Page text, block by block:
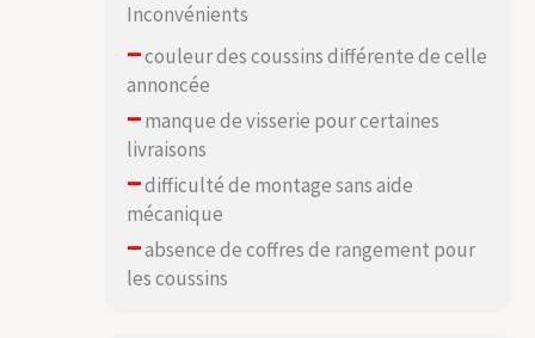
Inconvénients
–couleur des coussins différente de celle
annoncée
–manque de visserie pour certaines
livraisons
–difficulté de montage sans aide
mécanique
–absence de coffres de rangement pour
les coussins